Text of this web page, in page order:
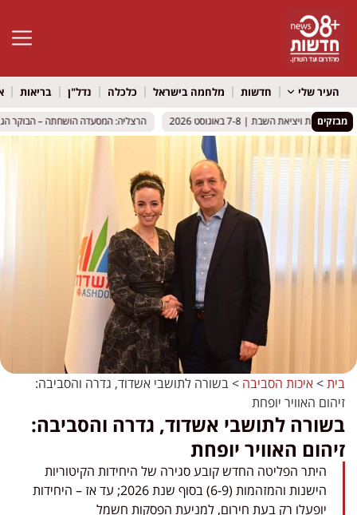
פתח
העיר שלי חדשות מלחמה בישראל כלכלה נדל"ן בריאות
מבזקים
ויציאת השבת | 7-8 באוגוסט 2026
ויציאת השבת | 7-8 באוגוסט 2026 הרצליה: המסעדה הושחתה – הבוקר הגיע
הרצליה: המסעדה הושחתה – הבוקר הגיע
בית>איכות הסביבה >בשורה לתושבי אשדוד, גדרה והסביבה:
זיהום האוויר יופחת
בשורה לתושבי אשדוד, גדרה והסביבה:
זיהום האוויר יופחת
היתר הפליטה החדש קובע סגירה של היחידות הקיטוריות
הישנות והמזהמות (6-9) בסוף שנת 2026; עד אז – היחידות
יופעלו רק בעת חירום, למניעת הפסקות חשמל